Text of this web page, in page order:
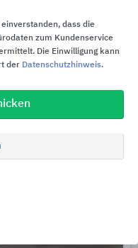
dass die
zum Kundenservice
Die Einwilligung kann
der Datenschutzhinweis.